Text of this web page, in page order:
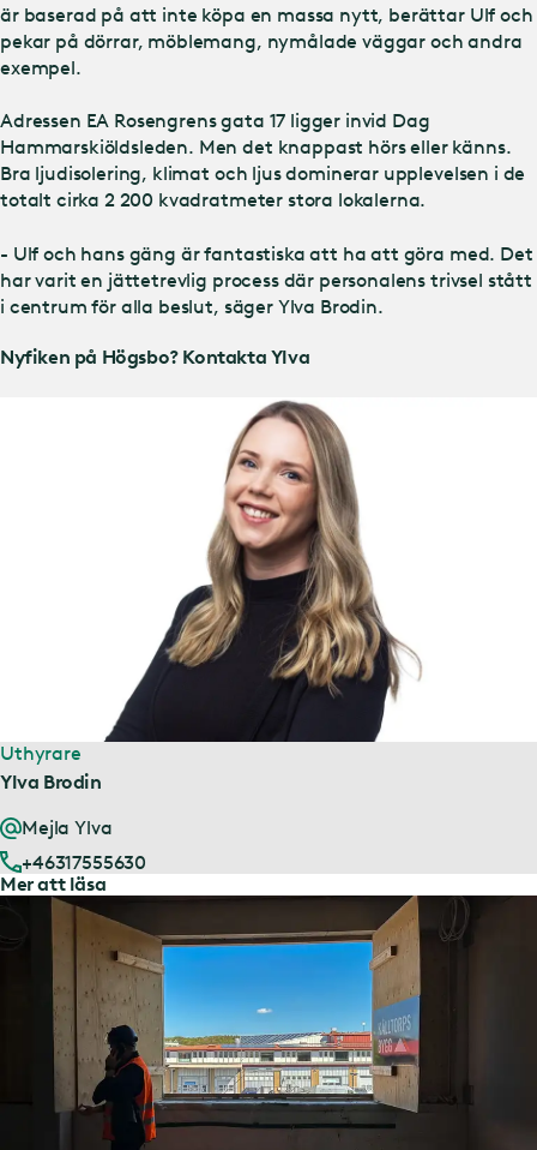
är baserad på att inte köpa en massa nytt, berättar Ulf och
pekar på dörrar, möblemang, nymålade väggar och andra
exempel.
Adressen EA Rosengrens gata 17 ligger invid Dag
Hammarskiöldsleden. Men det knappast hörs eller känns.
Bra ljudisolering, klimat och ljus dominerar upplevelsen i de
totalt cirka 2 200 kvadratmeter stora lokalerna.
- Ulf och hans gäng är fantastiska att ha att göra med. Det
har varit en jättetrevlig process där personalens trivsel stått
i centrum för alla beslut, säger Ylva Brodin.
Mer att läsa
Nyfiken på Högsbo? Kontakta Ylva
Uthyrare
Ylva Brodin
Mejla Ylva
+46317555630